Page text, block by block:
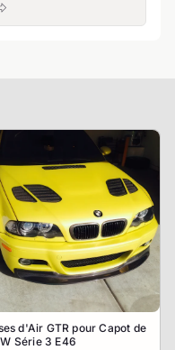
d'Air GTR pour Capot de
Série 3 E46